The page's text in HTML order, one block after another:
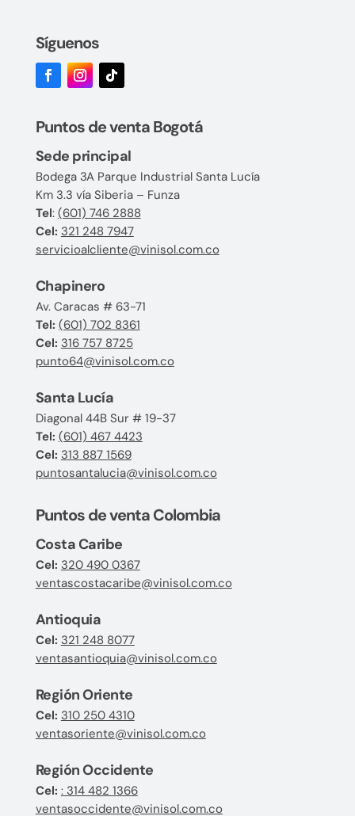
Síguenos
Puntos de venta Bogotá
Sede principal
Bodega 3A Parque Industrial Santa Lucía
Km 3.3 vía Siberia – Funza
Tel: (601) 746 2888
Cel: 321 248 7947
servicioalcliente@vinisol.com.co
Chapinero
Av. Caracas # 63-71
Tel: (601) 702 8361
Cel: 316 757 8725
punto64@vinisol.com.co
Santa Lucía
Diagonal 44B Sur # 19-37
Tel: (601) 467 4423
Cel: 313 887 1569
puntosantalucia@vinisol.com.co
Puntos de venta Colombia
Costa Caribe
Cel: 320 490 0367
ventascostacaribe@vinisol.com.co
Antioquia
Cel: 321 248 8077
ventasantioquia@vinisol.com.co
Región Oriente
Cel: 310 250 4310
ventasoriente@vinisol.com.co
Región Occidente
Cel: : 314 482 1366
ventasoccidente@vinisol.com.co